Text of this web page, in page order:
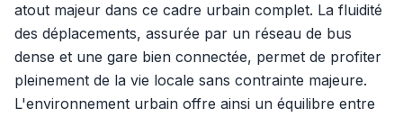
atout majeur dans ce cadre urbain complet. La fluidité
des déplacements, assurée par un réseau de bus
dense et une gare bien connectée, permet de profiter
pleinement de la vie locale sans contrainte majeure.
L'environnement urbain offre ainsi un équilibre entre